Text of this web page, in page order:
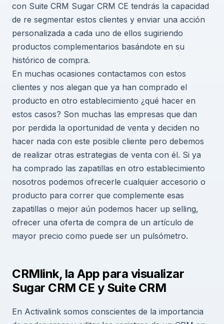
con Suite CRM Sugar CRM CE tendrás la capacidad
de re segmentar estos clientes y enviar una acción
personalizada a cada uno de ellos sugiriendo
productos complementarios basándote en su
histórico de compra.
En muchas ocasiones contactamos con estos
clientes y nos alegan que ya han comprado el
producto en otro establecimiento ¿qué hacer en
estos casos? Son muchas las empresas que dan
por perdida la oportunidad de venta y deciden no
hacer nada con este posible cliente pero debemos
de realizar otras estrategias de venta con él. Si ya
ha comprado las zapatillas en otro establecimiento
nosotros podemos ofrecerle cualquier accesorio o
producto para correr que complemente esas
zapatillas o mejor aún podemos hacer up selling,
ofrecer una oferta de compra de un artículo de
mayor precio como puede ser un pulsómetro.
CRMlink, la App para visualizar
Sugar CRM CE y Suite CRM
En Activalink somos conscientes de la importancia